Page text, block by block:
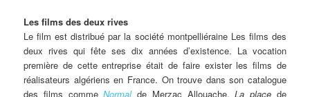
Les films des deux rives
Le film est distribué par la société montpelliéraine Les films des
deux rives qui fête ses dix années d’existence. La vocation
première de cette entreprise était de faire exister les films de
réalisateurs algériens en France. On trouve dans son catalogue
des films commeNormalde Merzac Allouache, La place de